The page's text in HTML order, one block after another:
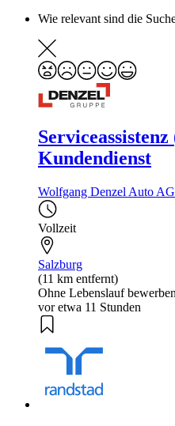
Wie relevant sind die
Kundendienst
Wolfgang Denzel Auto AG
Vollzeit
Salzburg
(11 km entfernt)
Ohne Lebenslauf bewerben
vor etwa 11 Stunden